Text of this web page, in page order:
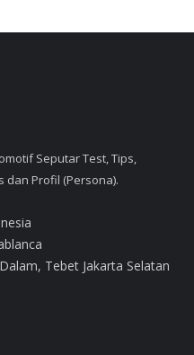
Seputar Test, Tips,
dan Profil (Persona).
Tebet Jakarta Selatan